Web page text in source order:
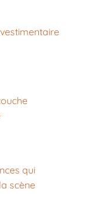
qui
scène